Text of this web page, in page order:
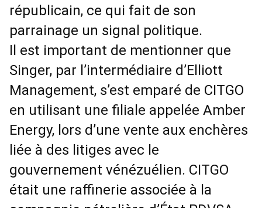
républicain, ce qui fait de son
parrainage un signal politique.
Il est important de mentionner que
Singer, par l’intermédiaire d’Elliott
Management, s’est emparé de CITGO
en utilisant une filiale appelée Amber
Energy, lors d’une vente aux enchères
liée à des litiges avec le
gouvernement vénézuélien. CITGO
était une raffinerie associée à la